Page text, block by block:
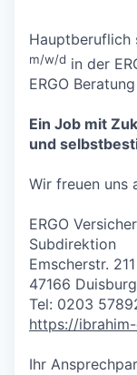
Hauptberuflich
m/w/d in der
ERGO
Ein Job mit
und
Wir freuen uns
ERGO
Subdirektion
Emscherstr. 211
47166 Duisburg
Tel: 0203
https://
Ihr